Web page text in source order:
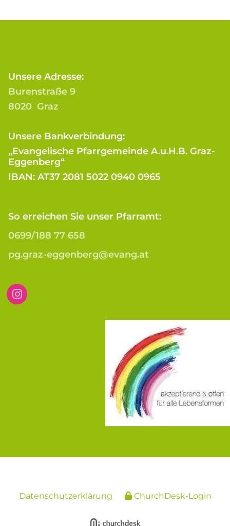
Unsere Adresse:
Burenstraße 9
8020 Graz
Unsere Bankverbindung:
„Evangelische Pfarrgemeinde A.u.H.B. Graz-
Eggenberg“
IBAN: AT37 2081 5022 0940 0965
So erreichen Sie unser Pfarramt:
0699/188 77 658
pg.graz-eggenberg@evang.at
Datenschutzerklärung ChurchDesk-Login